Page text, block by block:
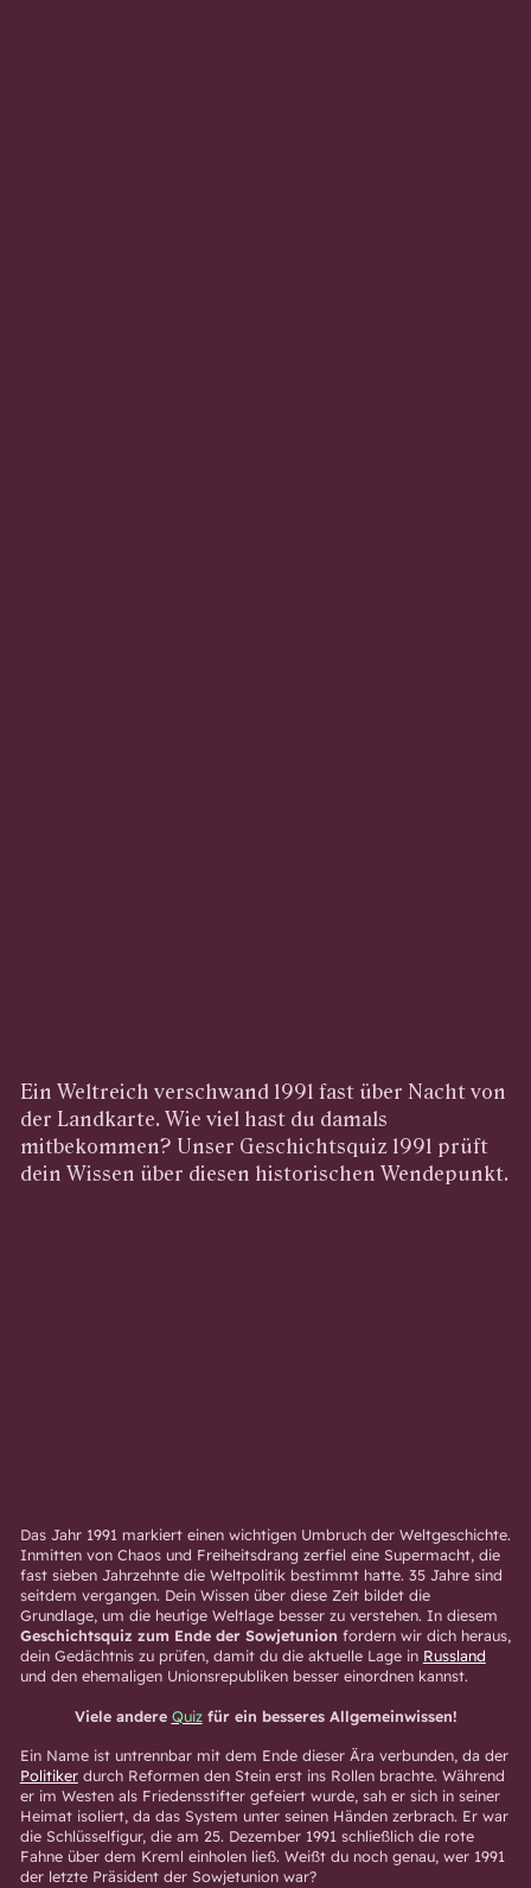
Ein Weltreich verschwand 1991 fast über Nacht von
der Landkarte. Wie viel hast du damals
mitbekommen? Unser Geschichtsquiz 1991 prüft
dein Wissen über diesen historischen Wendepunkt.
Das Jahr 1991 markiert einen wichtigen Umbruch der Weltgeschichte.
Inmitten von Chaos und Freiheitsdrang zerfiel eine Supermacht, die
fast sieben Jahrzehnte die Weltpolitik bestimmt hatte. 35 Jahre sind
seitdem vergangen. Dein Wissen über diese Zeit bildet die
Grundlage, um die heutige Weltlage besser zu verstehen. In diesem
Geschichtsquiz zum Ende der Sowjetunion fordern wir dich heraus,
dein Gedächtnis zu prüfen, damit du die aktuelle Lage in Russland
und den ehemaligen Unionsrepubliken besser einordnen kannst.
Viele andere Quizfür ein besseres Allgemeinwissen!
Ein Name ist untrennbar mit dem Ende dieser Ära verbunden, da der
Politikerdurch Reformen den Stein erst ins Rollen brachte. Während
er im Westen als Friedensstifter gefeiert wurde, sah er sich in seiner
Heimat isoliert, da das System unter seinen Händen zerbrach. Er war
die Schlüsselfigur, die am 25. Dezember 1991 schließlich die rote
Fahne über dem Kreml einholen ließ. Weißt du noch genau, wer 1991
der letzte Präsident der Sowjetunion war?